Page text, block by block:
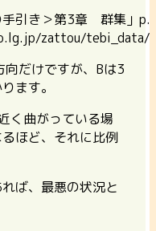
手引き＞第3章 群集」
zattou/tebi_data/
だけですが、Bは3
ます。
く曲がっている場
ほど、それに比例
ば、最悪の状況と